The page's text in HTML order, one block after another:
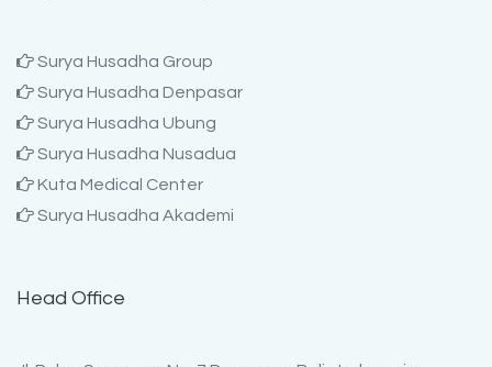
Surya Husadha Group
Surya Husadha Denpasar
Surya Husadha Ubung
Surya Husadha Nusadua
Kuta Medical Center
Surya Husadha Akademi
Head Office